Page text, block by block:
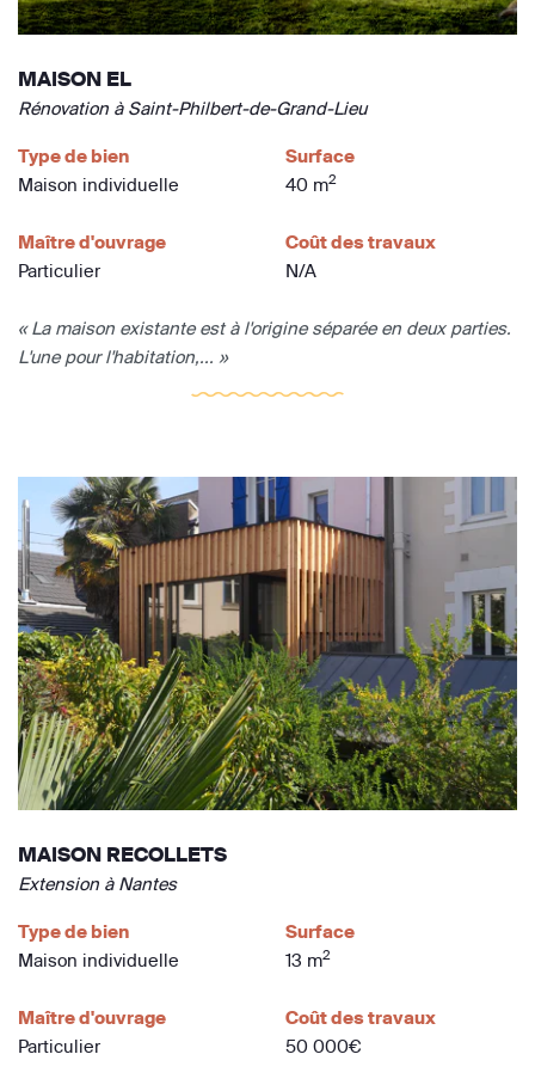
MAISON EL
Rénovation à Saint-Philbert-de-Grand-Lieu
Type de bien
Maison individuelle
Surface
40 m2
Maître d'ouvrage
Particulier
Coût des travaux
N/A
« La maison existante est à l'origine séparée en deux parties.
L'une pour l'habitation,... »
MAISON RECOLLETS
Extension à Nantes
Type de bien
Maison individuelle
Surface
13 m2
Maître d'ouvrage
Particulier
Coût des travaux
50 000€